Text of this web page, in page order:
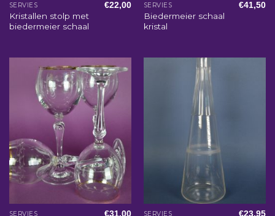
SERVIES
Kristallen stolp met
biedermeier schaal
€22,00 SERVIES
Biedermeier schaal
kristal
€41,50
SERVIES €31,00 SERVIES €23,95